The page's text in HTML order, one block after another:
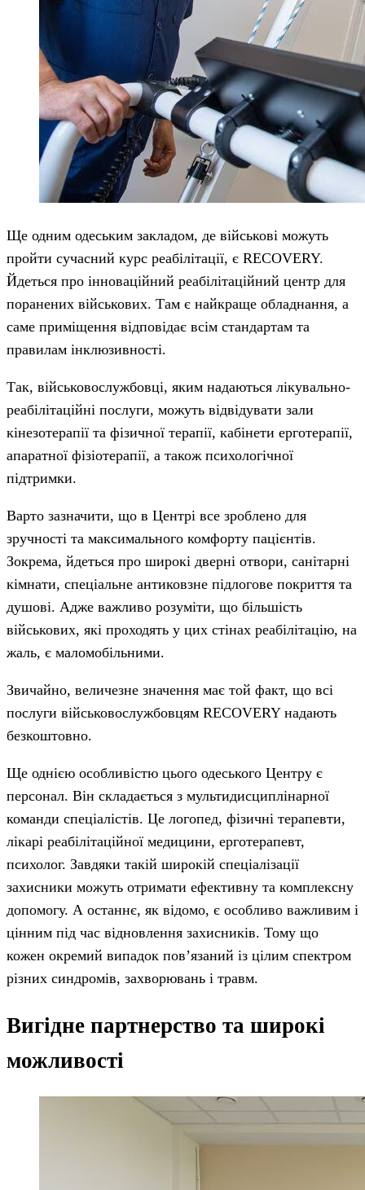
Ще одним одеським закладом, де військові можуть
пройти сучасний курс реабілітації, є RECOVERY.
Йдеться про інноваційний реабілітаційний центр для
поранених військових. Там є найкраще обладнання, а
саме приміщення відповідає всім стандартам та
правилам інклюзивності.
Так, військовослужбовці, яким надаються лікувально-
реабілітаційні послуги, можуть відвідувати зали
кінезотерапії та фізичної терапії, кабінети ерготерапії,
апаратної фізіотерапії, а також психологічної
підтримки.
Варто зазначити, що в Центрі все зроблено для
зручності та максимального комфорту пацієнтів.
Зокрема, йдеться про широкі дверні отвори, санітарні
кімнати, спеціальне антиковзне підлогове покриття та
душові. Адже важливо розуміти, що більшість
військових, які проходять у цих стінах реабілітацію, на
жаль, є маломобільними.
Звичайно, величезне значення має той факт, що всі
послуги військовослужбовцям RECOVERY надають
безкоштовно.
Ще однією особливістю цього одеського Центру є
персонал. Він складається з мультидисциплінарної
команди спеціалістів. Це логопед, фізичні терапевти,
лікарі реабілітаційної медицини, ерготерапевт,
психолог. Завдяки такій широкій спеціалізації
захисники можуть отримати ефективну та комплексну
допомогу. А останнє, як відомо, є особливо важливим і
цінним під час відновлення захисників. Тому що
кожен окремий випадок пов’язаний із цілим спектром
різних синдромів, захворювань і травм.
Вигідне партнерство та широкі
можливості